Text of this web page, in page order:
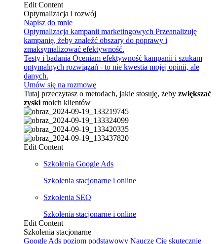
Edit Content
Optymalizacja i rozwój
Napisz do mnie
Optymalizacja kampanii marketingowych Przeanalizuję
kampanię, żeby znaleźć obszary do poprawy i
zmaksymalizować efektywność.
Testy i badania Oceniam efektywność kampanii i szukam
optymalnych rozwiązań - to nie kwestia mojej opinii, ale
danych.
Umów się na rozmowę
Tutaj przeczytasz o metodach, jakie stosuję, żeby zwiększać
zyski moich klientów
Edit Content
Szkolenia Google Ads
Szkolenia stacjonarne i online
Szkolenia SEO
Szkolenia stacjonarne i online
Edit Content
Szkolenia stacjonarne
Google Ads poziom podstawowy Nauczę Cię skutecznie